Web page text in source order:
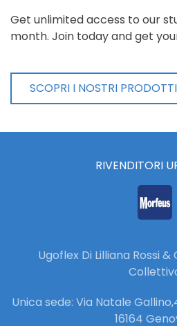
Get unlimited access to our
month. Join today and get
SCOPRI I NOSTRI PRODOTTI
RIVENDITORI
Ugoflex Di Lilliana Rossi
Unica sede: Via Natale
16164